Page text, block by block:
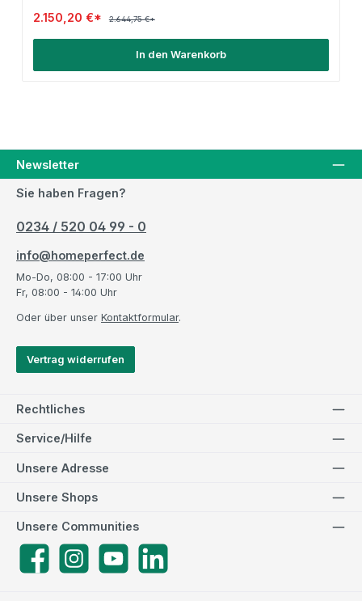
2.150,20 €* 2.644,75 €*
In den Warenkorb
Newsletter
Sie haben Fragen?
0234 / 520 04 99 - 0
info@homeperfect.de
Mo-Do, 08:00 - 17:00 Uhr
Fr, 08:00 - 14:00 Uhr
Oder über unser Kontaktformular.
Vertrag widerrufen
Rechtliches
Service/Hilfe
Unsere Adresse
Unsere Communities
FacebookInstagramYouTube
Unsere Shops